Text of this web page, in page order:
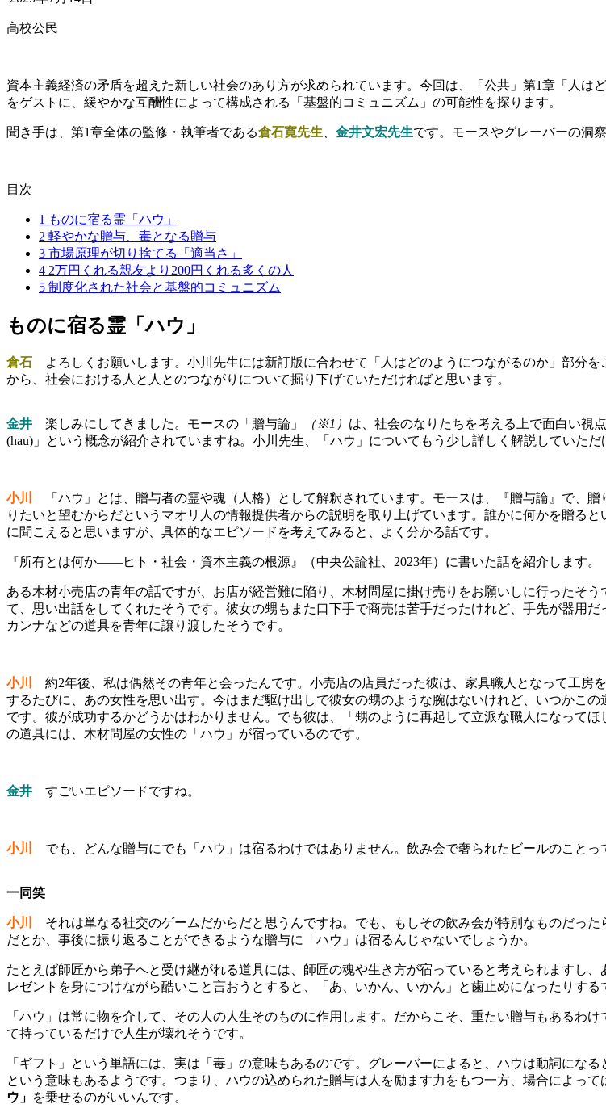
高校公民
資本主義経済の矛盾を超えた新しい社会のあり方が求められています。今回は、「公共」第1章「人
をゲストに、緩やかな互酬性によって構成される「基盤的コミュニズム」の可能性を探ります。
聞き手は、第1章全体の監修・執筆者である倉石寛先生 金井文宏先生です。モースやグレーバーの洞
目次
1 ものに宿る霊「ハウ」
2 軽やかな贈与、毒となる贈与
3 市場原理が切り捨てる「適当さ」
4 2万円くれる親友より200円くれる多くの人
5 制度化された社会と基盤的コミュニズム
ものに宿る霊「ハウ」
倉石 よろしくお願いします。小川先生には新訂版に合わせて「人はどのようにつながるのか」部分
から、社会における人と人とのつながりについて掘り下げていただければと思います。
金井 楽しみにしてきました。モースの「贈与論」 （※1） は、社会のなりたちを考える上で面白い視
(hau)」という概念が紹介されていますね。小川先生、「ハウ」についてもう少し詳しく解説していただ
小川
「ハウ」とは、贈与者の霊や魂（人格）として解釈されています。モースは、『贈与論』で、
りたいと望むからだというマオリ人の情報提供者からの説明を取り上げています。誰かに何かを贈る
に聞こえると思いますが、具体的なエピソードを考えてみると、よく分かる話です。
『所有とは何か――ヒト・社会・資本主義の根源』（中央公論社、2023年）に書いた話を紹介します。
ある木材小売店の青年の話ですが、お店が経営難に陥り、木材問屋に掛け売りをお願いしに行ったそ
て、思い出話をしてくれたそうです。彼女の甥もまた口下手で商売は苦手だったけれど、手先が器用
カンナなどの道具を青年に譲り渡したそうです。
小川
約2年後、私は偶然その青年と会ったんです。小売店の店員だった彼は、家具職人となって工
するたびに、あの女性を思い出す。今はまだ駆け出しで彼女の甥のような腕はないけれど、いつかこ
です。彼が成功するかどうかはわかりません。でも彼は、「甥のように再起して立派な職人になって
の道具には、木材問屋の女性の「ハウ」が宿っているのです。
金井 すごいエピソードですね。
小川 でも、どんな贈与にでも「ハウ」は宿るわけではありません。飲み会で奢られたビールのことっ
一同笑
小川
それは単なる社交のゲームだからだと思うんですね。でも、もしその飲み会が特別なものだっ
だとか、事後に振り返ることができるような贈与に「ハウ」は宿るんじゃないでしょうか。
たとえば師匠から弟子へと受け継がれる道具には、師匠の魂や生き方が宿っていると考えられますし
レゼントを身につけながら酷いこと言おうとすると、「あ、いかん、いかん」と歯止めになったりする
「ハウ」は常に物を介して、その人の人生そのものに作用します。だからこそ、重たい贈与もあるわ
て持っているだけで人生が壊れそうです。
「ギフト」という単語には、実は「毒」の意味もあるのです。グレーバーによると、ハウは動詞にな
という意味もあるようです。つまり、ハウの込められた贈与は人を励ます力をもつ一方、場合によっ
ウ」 を乗せるのがいいんです。